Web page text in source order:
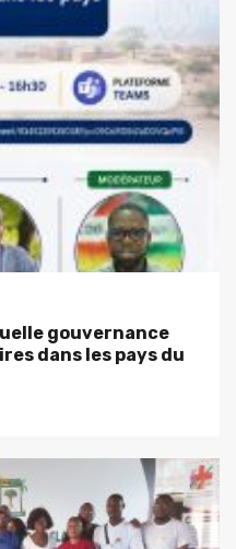
gouvernance
dans les pays du